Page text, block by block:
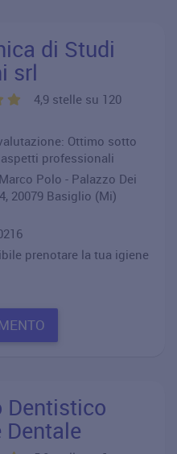
di Studi
srl
4,9 stelle su 120
Ottimo sotto
professionali
Polo - Palazzo Dei
20079 Basiglio (Mi)
prenotare la tua igiene
Dentistico
Dentale